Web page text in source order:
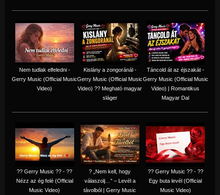
Nem tudlak elfeledni -
Gerry Music (Official Music
Video)
Kislány a zongoránál -
Gerry Music (Official Music
Video) ?? Megható magyar
sláger
Táncold át az éjszakát -
Gerry Music (Official Music
Video) | Romantikus
Magyar Dal
?? Gerry Music ?? - ??
Nézz az ég felé (Official
Music Video)
? „Nem kell, hogy
válaszolj…” – Levél a
távolból | Gerry Music
?? Gerry Music ?? - ??
Egy buta levél (Official
Music Video)